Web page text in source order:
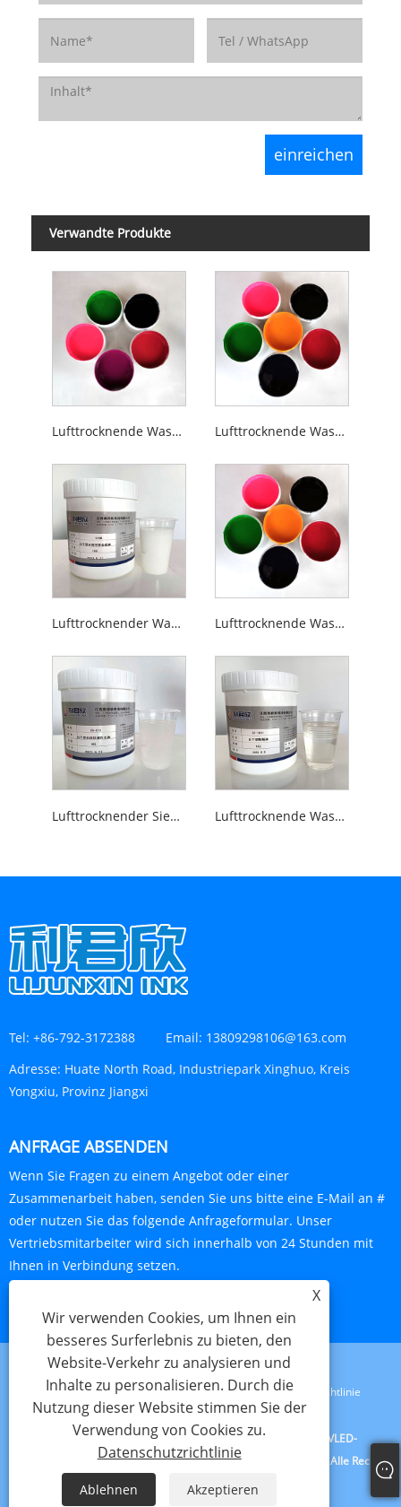
Verwandte Produkte
Lufttrocknende Wassertransfer-Siebdruck-Glastinte Lufttrocknende Wassertransfer-Siebdruck-Keramiktinte
Lufttrocknender Wassertransfer-Siebdruck-Goldprägeprimer Lufttrocknende Wassertransfer-Siebdruck-Farbtinte der Serie 29
Lufttrocknender Sieb-Farbanpassungslack für den Wassertransferdruck Lufttrocknende Wassertransfer-Siebdruck-Barrierefarbe zum Heißprägen
Tel: +86-792-3172388 Email: 13809298106@163.com
Adresse: Huate North Road, Industriepark Xinghuo, Kreis
Yongxiu, Provinz Jiangxi
ANFRAGE ABSENDEN
Wenn Sie Fragen zu einem Angebot oder einer
Zusammenarbeit haben, senden Sie uns bitte eine E-Mail an #
oder nutzen Sie das folgende Anfrageformular. Unser
Vertriebsmitarbeiter wird sich innerhalb von 24 Stunden mit
Ihnen in Verbindung setzen.
Links Sitemap RSS XML Datenschutzrichtlinie
Copyright © 2023 Jiangxi Lijunxin Technology Co., Ltd. – UVLED-
Wassertransferdruckfarbe, Direktdruckfarbe, Siebdruckfarbe – Alle Rechte
vorbehalten.
X
Wir verwenden Cookies, um Ihnen ein
besseres Surferlebnis zu bieten, den
Website-Verkehr zu analysieren und
Inhalte zu personalisieren. Durch die
Nutzung dieser Website stimmen Sie der
Verwendung von Cookies zu.
Datenschutzrichtlinie
Ablehnen Akzeptieren